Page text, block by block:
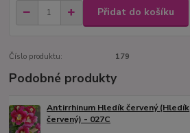
Přidat do košíku
Číslo produktu: 179
Podobné produkty
Antirrhinum Hledík červený (Hledík
červený) - 027C